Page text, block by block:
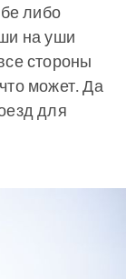
либо
на уши
стороны
может. Да
для